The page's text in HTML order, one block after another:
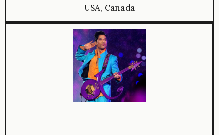
USA, Canada